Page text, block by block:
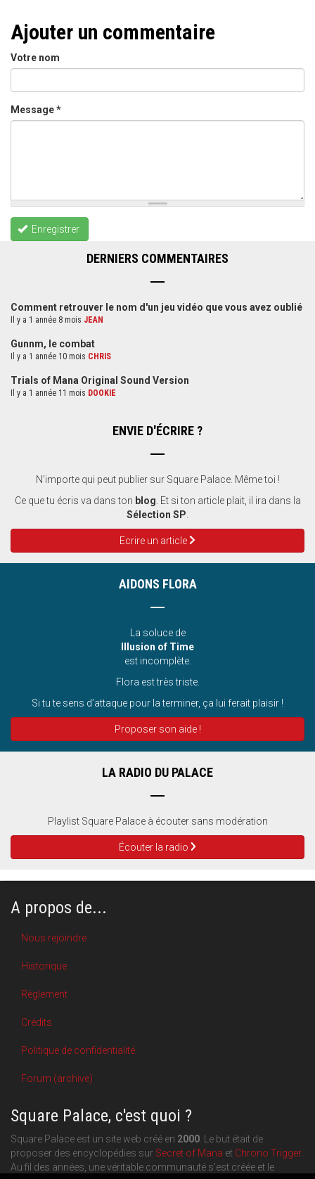
Ajouter un commentaire
Votre nom
Message*
Enregistrer
DERNIERS COMMENTAIRES
Comment retrouver le nom d'un jeu vidéo que vous avez oublié
Il y a 1 année 8 mois JEAN
Gunnm, le combat
Il y a 1 année 10 mois CHRIS
Trials of Mana Original Sound Version
Il y a 1 année 11 mois DOOKIE
ENVIE D'ÉCRIRE ?
N'importe qui peut publier sur Square Palace. Même toi !
Ce que tu écris va dans ton blog . Et si ton article plait, il ira dans la
Sélection SP
Ecrire un article
AIDONS FLORA
La soluce de
Illusion of Time
est incomplète.
Flora est très triste.
Si tu te sens d’attaque pour la terminer, ça lui ferait plaisir !
Proposer son aide !
LA RADIO DU PALACE
Playlist Square Palace à écouter sans modération
Écouter la radio
A propos de...
Nous rejoindre
Historique
Règlement
Crédits
Politique de confidentialité
Forum (archive)
Square Palace, c'est quoi ?
Square Palace est un site web créé en 2000 . Le but était de
proposer des encyclopédies sur Secret of Mana et Chrono Trigger.
Au fil des années, une véritable communauté s'est créée et le